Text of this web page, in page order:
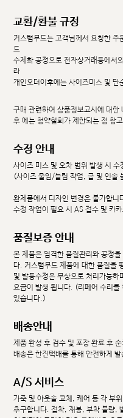
교환/환불 규정
커스텀무드는 고객님께서 요청한 주
드
수제화 공정으로 전자상거래등에서
라
개인오더이후에는 사이즈미스 및 단
구매 관련하여 상품정보고시에 대한
후 에는 청약철회가 제한되는 점 참
수정 안내
사이즈 미스 및 오차 범위 발생 시 수
(사이즈 줄임/늘림 작업, 굽 및 인솔
완제품에서 디자인 변경은 불가합니
수정 작업이 필요 시 AS 접수 및 카
품질보증 안내
본 제품은 엄격한 품질관리와 공정
다. 커스텀무드 제품에 대한 품질을
및 발등수정은 무상으로 처리가능
요금이 발생 됩니다. (리페어 수리를
있습니다.)
배송안내
제품 완성 후 검수 및 포장 완료 후
배송은 한진택배를 통해 안전하게
A/S 서비스
가죽 및 아웃솔 교체, 케어 등 각 부
추구합니다. 접착, 재봉, 부착 불량,